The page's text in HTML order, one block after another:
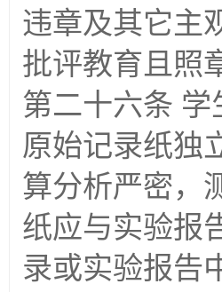
违章及其它主
批评教育且照
第二十六条
原始记录纸独
算分析严密，
纸应与实验报
录或实验报告